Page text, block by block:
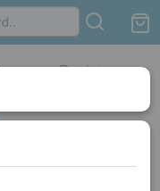
Registreren